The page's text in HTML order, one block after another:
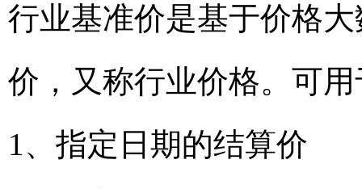
行业基准价是基于价格
价，又称行业价格。可
1、指定日期的结算价